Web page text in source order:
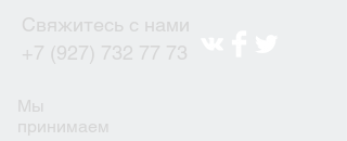
Свяжитесь с нами
+7 (927) 732 77 73
Мы
принимаем